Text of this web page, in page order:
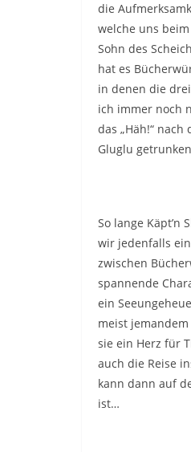
die
welche uns
Sohn des
hat es
in denen die
ich immer noch
das „Häh!“
Gluglu
So lange
wir jedenfalls
zwischen
spannende
ein
meist
sie ein Herz für
auch die Reise
kann dann auf
ist…